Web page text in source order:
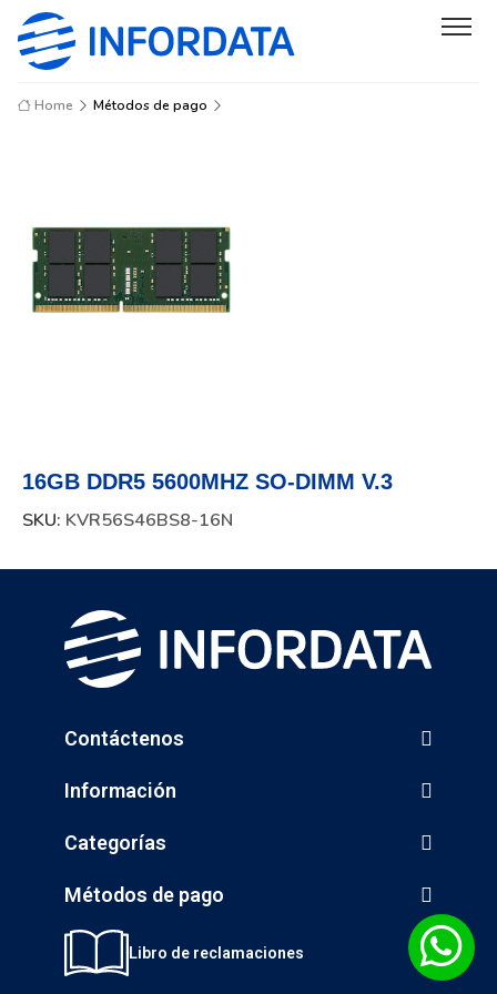
Home Métodos de pago
16GB DDR5 5600MHZ SO-DIMM V.3
SKU: KVR56S46BS8-16N
Contáctenos
Información
Categorías
Métodos de pago
Libro de reclamaciones